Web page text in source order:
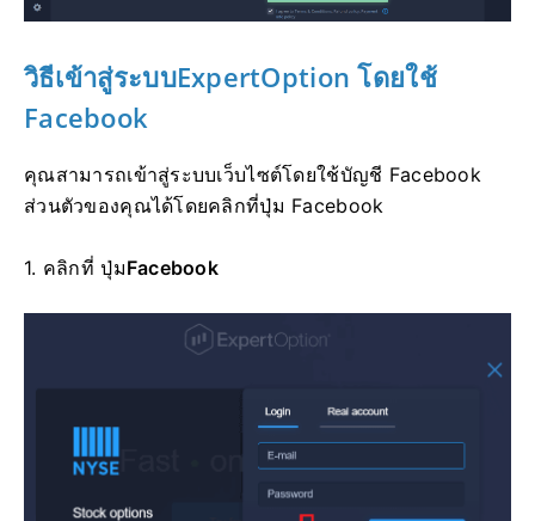
วิธีเข้าสู่ระบบExpertOption โดยใช้
Facebook
คุณสามารถเข้าสู่ระบบเว็บไซต์โดยใช้บัญชี Facebook
ส่วนตัวของคุณได้โดยคลิกที่ปุ่ม Facebook
1. คลิกที่ปุ่มFacebook